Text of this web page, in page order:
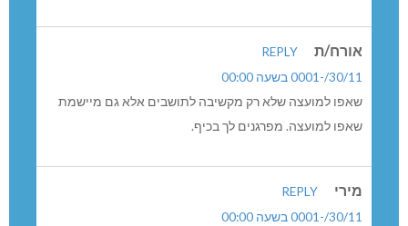
אורח/ת
REPLY
30/11/-0001 בשעה 00:00
שאפו למועצה שלא רק מקשיבה לתושבים אלא גם מיישמת
שאפו למועצה. מפרגנים לך בכיף.
מירי
REPLY
30/11/-0001 בשעה 00:00